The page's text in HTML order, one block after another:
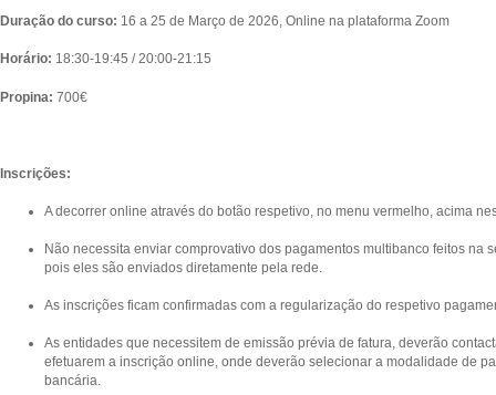
Duração do curso: 16 a 25 de Março de 2026, Online na plataforma Zoom
Horário: 18:30-19:45 / 20:00-21:15
Propina: 700€
Inscrições:
A decorrer online através do botão respetivo, no menu vermelho, acima
Não necessita enviar comprovativo dos pagamentos multibanco feitos na
pois eles são enviados diretamente pela rede.
As inscrições ficam confirmadas com a regularização do respetivo
As entidades que necessitem de emissão prévia de fatura, deverão
efetuarem a inscrição online, onde deverão selecionar a modalidade de
bancária.